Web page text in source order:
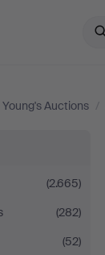
Young's Auctions /
(2.665)
(282)
(52)